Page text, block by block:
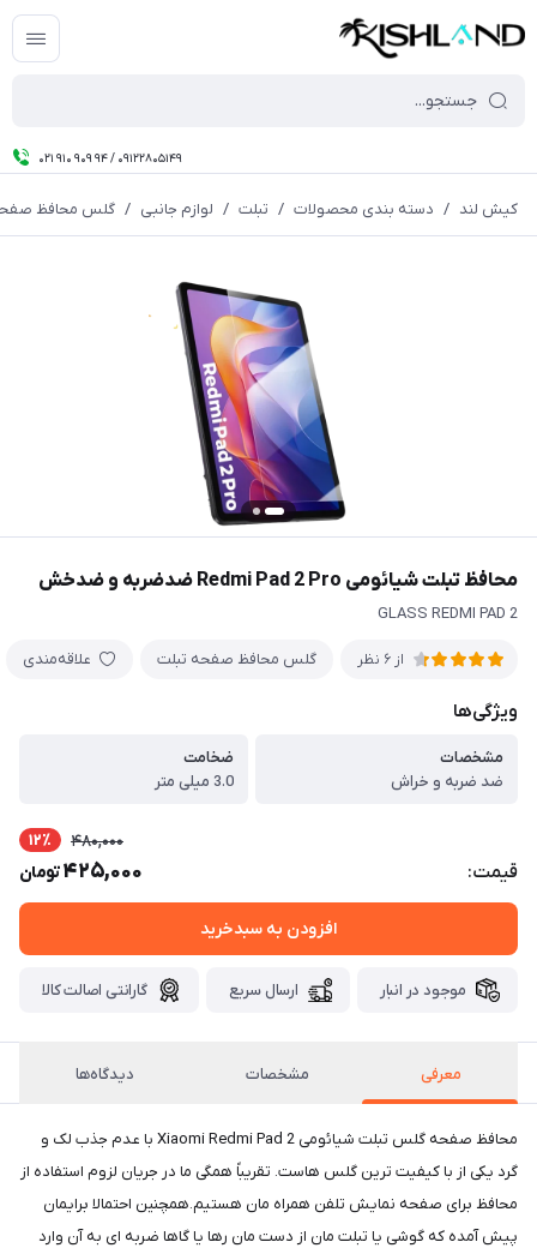
021 910 909 94 / 09122805149
کیش لند / دسته بندی محصولات / تبلت / لوازم جانبی / گلس محافظ
محافظ تبلت شیائومی Redmi Pad 2 Pro ضدضربه و ضدخش
GLASS REDMI PAD 2
از 6 نظر گلس محافظ صفحه تبلت علاقه‌مندی
ویژگی‌ها
مشخصات
ضد ضربه و خراش
ضخامت
3.0 میلی متر
قیمت:
480,000 12٪
425,000تومان
افزودن به سبدخرید
موجود در انبار ارسال سریع گارانتی اصالت کالا
معرفی مشخصات دیدگاه‌ها
محافظ صفحه گلس تبلت شیائومی Xiaomi Redmi Pad 2 با عدم جذب لک و
گرد یکی از با کیفیت ترین گلس هاست. تقریباً همگی ما در جریان لزوم استفاده از
محافظ برای صفحه نمایش تلفن همراه مان هستیم.همچنین احتمالا برایمان
پیش آمده که گوشی یا تبلت مان از دست مان رها یا گاها ضربه ای به آن وارد